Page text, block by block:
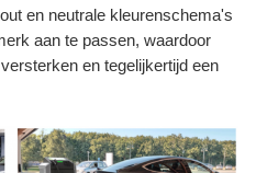
en neutrale kleurenschema's
aan te passen, waardoor
en tegelijkertijd een